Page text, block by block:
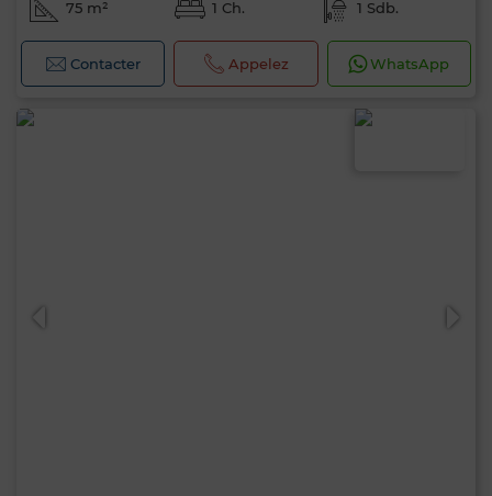
75 m² 1 Ch. 1 Sdb.
Contacter Appelez WhatsApp